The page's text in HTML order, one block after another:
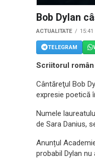
Bob Dylan
ACTUALITATE 15:41
TELEGRAM
Scriitorul
Cântăreţul Bob
expresie poetică
Numele
de Sara Danius,
Anunțul
probabil Dylan